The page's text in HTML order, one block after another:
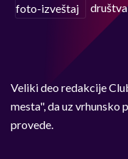
Veliki deo redakcije
mesta", da uz vrhunsko
provede.